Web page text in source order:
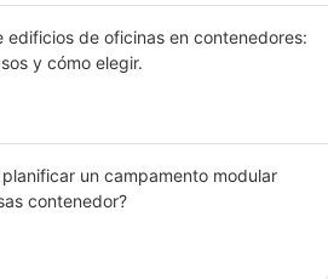
edificios de oficinas en contenedores:
y cómo elegir.
planificar un campamento modular
contenedor?